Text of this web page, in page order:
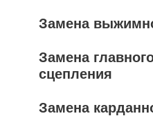
Замена
Замена
сцепления
Замена